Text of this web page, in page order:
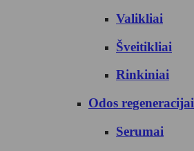
Valikliai
Šveitikliai
Rinkiniai
Odos regeneracijai
Serumai